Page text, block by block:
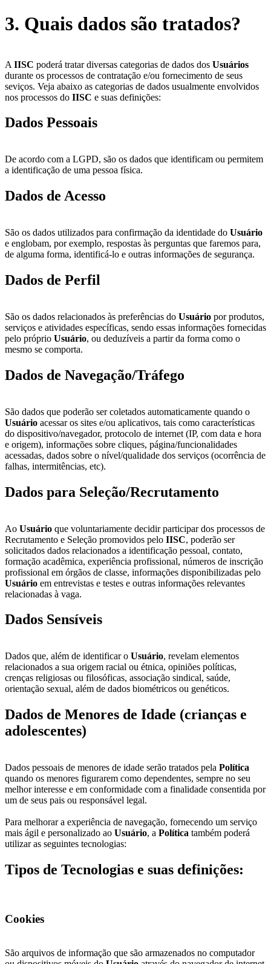
3. Quais dados são tratados?
A IISC poderá tratar diversas categorias de dados dos Usuários
durante os processos de contratação e/ou fornecimento de seus
seviços. Veja abaixo as categorias de dados usualmente envolvidos
nos processos do IISC e suas definições:
Dados Pessoais
De acordo com a LGPD, são os dados que identificam ou permitem
a identificação de uma pessoa física.
Dados de Acesso
São os dados utilizados para confirmação da identidade do Usuário
e englobam, por exemplo, respostas às perguntas que faremos para,
de alguma forma, identificá-lo e outras informações de segurança.
Dados de Perfil
São os dados relacionados às preferências do Usuário por produtos,
serviços e atividades específicas, sendo essas informações fornecidas
pelo próprio Usuário, ou deduzíveis a partir da forma como o
mesmo se comporta.
Dados de Navegação/Tráfego
São dados que poderão ser coletados automaticamente quando o
Usuário acessar os sites e/ou aplicativos, tais como características
do dispositivo/navegador, protocolo de internet (IP, com data e hora
e origem), informações sobre cliques, página/funcionalidades
acessadas, dados sobre o nível/qualidade dos serviços (ocorrência de
falhas, intermitências, etc).
Dados para Seleção/Recrutamento
Ao Usuário que voluntariamente decidir participar dos processos de
Recrutamento e Seleção promovidos pelo IISC, poderão ser
solicitados dados relacionados a identificação pessoal, contato,
formação acadêmica, experiência profissional, números de inscrição
profissional em órgãos de classe, informações disponibilizadas pelo
Usuário em entrevistas e testes e outras informações relevantes
relacionadas à vaga.
Dados Sensíveis
Dados que, além de identificar o Usuário, revelam elementos
relacionados a sua origem racial ou étnica, opiniões políticas,
crenças religiosas ou filosóficas, associação sindical, saúde,
orientação sexual, além de dados biométricos ou genéticos.
Dados de Menores de Idade (crianças e
adolescentes)
Dados pessoais de menores de idade serão tratados pela Política
quando os menores figurarem como dependentes, sempre no seu
melhor interesse e em conformidade com a finalidade consentida por
um de seus pais ou responsável legal.
Para melhorar a experiência de navegação, fornecendo um serviço
mais ágil e personalizado ao Usuário, a Política também poderá
utilizar as seguintes tecnologias:
Tipos de Tecnologias e suas definições:
Cookies
São arquivos de informação que são armazenados no computador